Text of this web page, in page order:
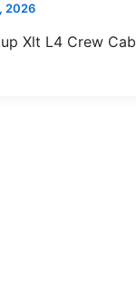
2026
Xlt L4 Crew Cab